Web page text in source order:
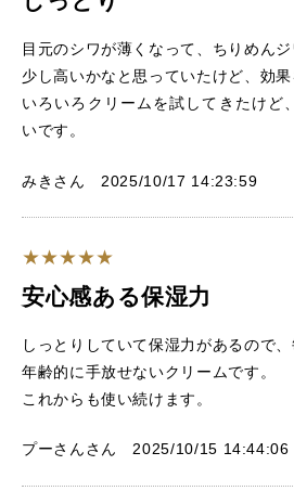
目元のシワが薄くなって、ちりめんジ
少し高いかなと思っていたけど、効果
いろいろクリームを試してきたけど
いです。
みきさん 2025/10/17 14:23:59
安心感ある保湿力
しっとりしていて保湿力があるので、
年齢的に手放せないクリームです。
これからも使い続けます。
プーさんさん 2025/10/15 14:44:06